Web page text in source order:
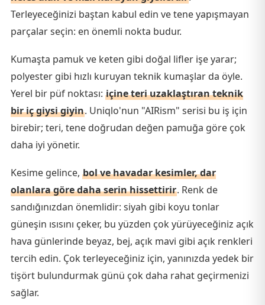
Terleyeceğinizi baştan kabul edin ve tene yapışmayan
parçalar seçin: en önemli nokta budur.
Kumaşta pamuk ve keten gibi doğal lifler işe yarar;
polyester gibi hızlı kuruyan teknik kumaşlar da öyle.
Yerel bir püf noktası: içine teri uzaklaştıran teknik
bir iç giysi giyin. Uniqlo'nun "AIRism" serisi bu iş için
birebir; teri, tene doğrudan değen pamuğa göre çok
daha iyi yönetir.
Kesime gelince, bol ve havadar kesimler, dar
olanlara göre daha serin hissettirir. Renk de
sandığınızdan önemlidir: siyah gibi koyu tonlar
güneşin ısısını çeker, bu yüzden çok yürüyeceğiniz açık
hava günlerinde beyaz, bej, açık mavi gibi açık renkleri
tercih edin. Çok terleyeceğiniz için, yanınızda yedek bir
tişört bulundurmak günü çok daha rahat geçirmenizi
sağlar.